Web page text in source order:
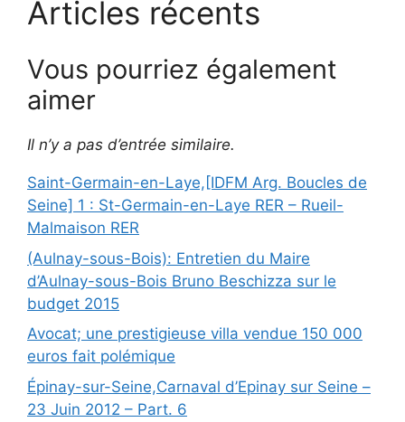
Articles récents
Vous pourriez également
aimer
Il n’y a pas d’entrée similaire.
Saint-Germain-en-Laye,[IDFM Arg. Boucles de
Seine] 1 : St-Germain-en-Laye RER – Rueil-
Malmaison RER
(Aulnay-sous-Bois): Entretien du Maire
d’Aulnay-sous-Bois Bruno Beschizza sur le
budget 2015
Avocat; une prestigieuse villa vendue 150 000
euros fait polémique
Épinay-sur-Seine,Carnaval d’Epinay sur Seine –
23 Juin 2012 – Part. 6